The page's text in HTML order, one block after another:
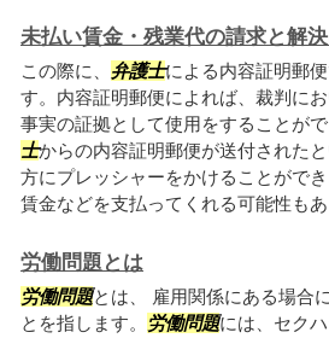
未払い賃金・残業代の請求と解
この際に、 弁護士による内容証明郵
す。内容証明郵便によれば、裁判に
事実の証拠として使用をすることがで
士からの内容証明郵便が送付された
方にプレッシャーをかけることがで
賃金などを支払ってくれる可能性もあ
労働問題とは
労働問題とは、 雇用関係にある場合
とを指します。
労働問題には、セク